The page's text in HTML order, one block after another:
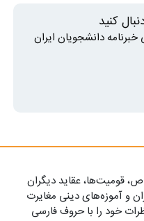
کنید
دانشجویان ایران
قومیت‌ها، عقاید دیگران
و آموزه‌های دینی مغایرت
خود را با حروف فارسی